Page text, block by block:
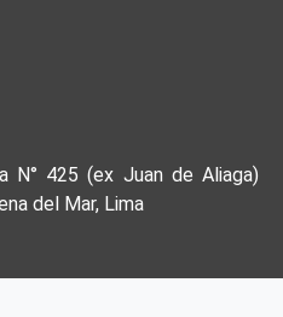
N° 425 (ex Juan de Aliaga)
del Mar, Lima